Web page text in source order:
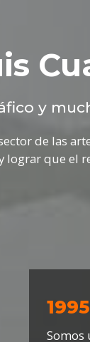
y
de las
que el
Somos